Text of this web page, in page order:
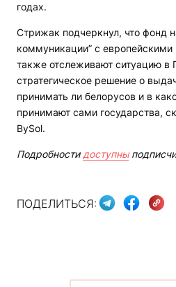
годах.
Стрижак подчеркнул, что фонд
коммуникации” с
также отслеживают ситуацию в
стратегическое решение о
принимать ли белорусов и в
принимают сами государства,
BySol.
Подробности доступны
ПОДЕЛИТЬСЯ: